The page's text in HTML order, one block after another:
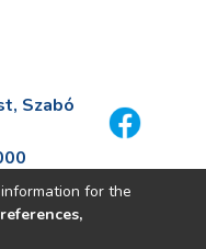
Szabó
for the